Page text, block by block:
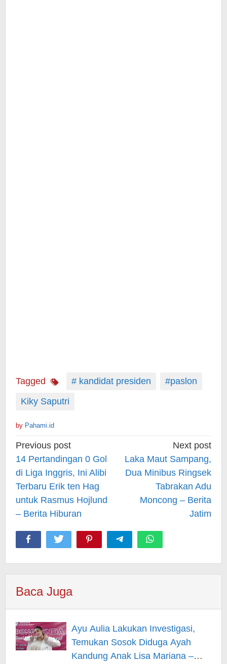
Tagged # kandidat presiden
#paslon
Kiky Saputri
by Pahami.id
Post
navigation
Previous post
14 Pertandingan 0 Gol
di Liga Inggris, Ini Alibi
Terbaru Erik ten Hag
untuk Rasmus Hojlund
– Berita Hiburan
Next post
Laka Maut Sampang,
Dua Minibus Ringsek
Tabrakan Adu
Moncong – Berita
Jatim
Baca Juga
Ayu Aulia Lakukan Investigasi,
Temukan Sosok Diduga Ayah
Kandung Anak Lisa Mariana –